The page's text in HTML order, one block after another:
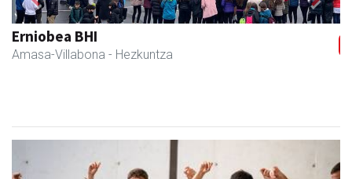
Fleming Herri Eskola
Amasa-Villabona - Hezkuntza
Previous Next